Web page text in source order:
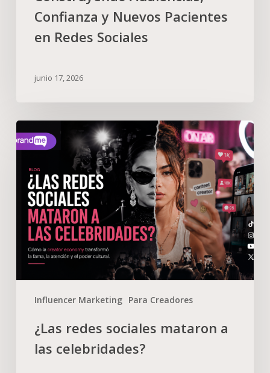
Confianza y Nuevos Pacientes
en Redes Sociales
junio 17, 2026
Influencer Marketing Para Creadores
¿Las redes sociales mataron a
las celebridades?